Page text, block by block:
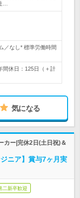
…
／なし* 標準労働時間
間休日：125日（＋計
気になる
カー|完休2日(土日祝)＆
ニア】賞与7ヶ月実
二新卒歓迎